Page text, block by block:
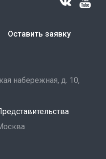
Оставить заявку
набережная, д. 10,